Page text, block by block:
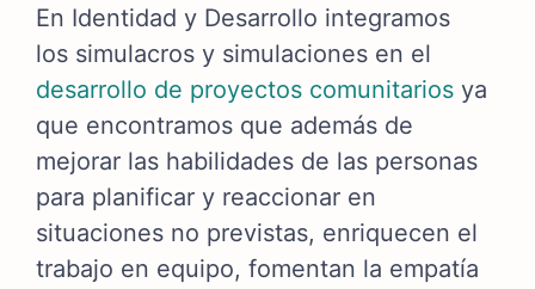
En Identidad y Desarrollo integramos
los simulacros y simulaciones en el
desarrollo de proyectos comunitarios ya
que encontramos que además de
mejorar las habilidades de las personas
para planificar y reaccionar en
situaciones no previstas, enriquecen el
trabajo en equipo, fomentan la empatía